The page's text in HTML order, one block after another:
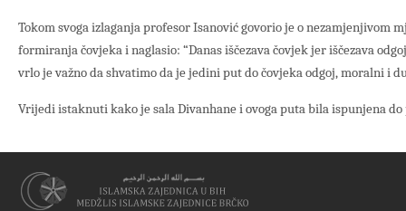
Tokom svoga izlaganja profesor Isanović govorio je o nezamjenjivom
formiranja čovjeka i naglasio: “Danas iščezava čovjek jer iščezava
vrlo je važno da shvatimo da je jedini put do čovjeka odgoj, moralni i
Vrijedi istaknuti kako je sala Divanhane i ovoga puta bila ispunjena